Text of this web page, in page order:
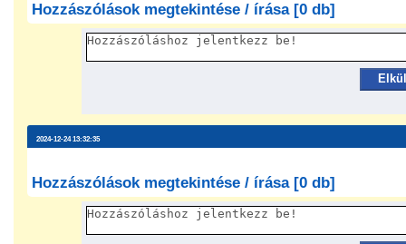
Hozzászólások megtekintése / írása [0 db]
2024-12-24 13:32:35
Hozzászólások megtekintése / írása [0 db]